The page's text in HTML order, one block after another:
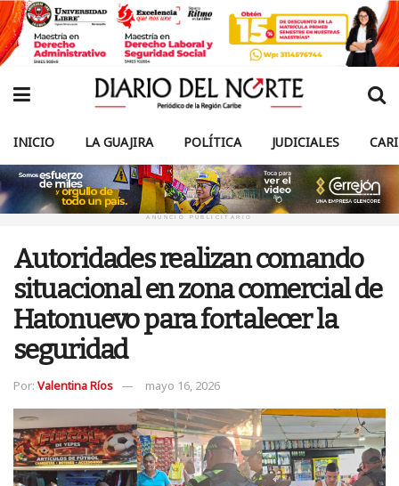
INICIO LA GUAJIRA POLÍTICA JUDICIALES
ANUNCIO PUBLICITARIO
Autoridades realizan comando
situacional en zona comercial de
Hatonuevo para fortalecer la
seguridad
Por: Valentina Ríos mayo 16, 2026